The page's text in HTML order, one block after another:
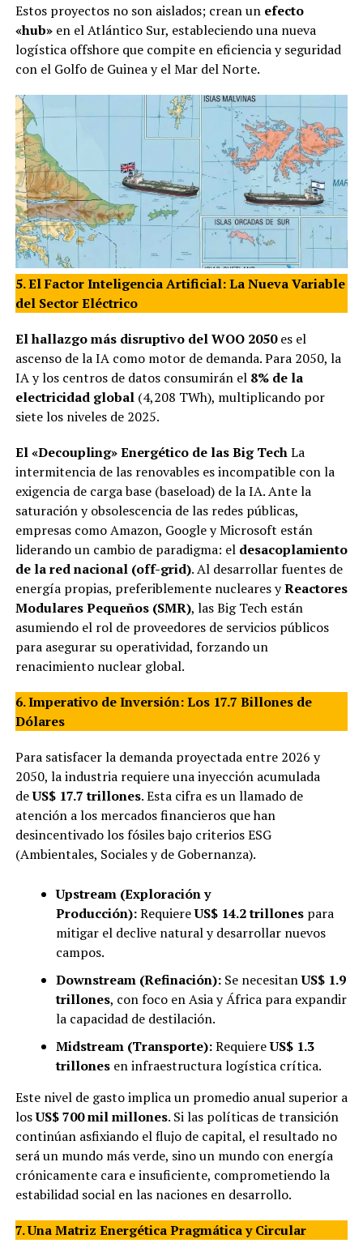
Estos proyectos no son aislados; crean un efecto
«hub»en el Atlántico Sur, estableciendo una nueva
logística offshore que compite en eficiencia y seguridad
con el Golfo de Guinea y el Mar del Norte.
5. El Factor Inteligencia Artificial: La Nueva Variable
del Sector Eléctrico
El hallazgo más disruptivo del WOO 2050es el
ascenso de la IA como motor de demanda. Para 2050, la
IA y los centros de datos consumirán el 8% de la
electricidad global(4,208 TWh), multiplicando por
siete los niveles de 2025.
El «Decoupling» Energético de las Big TechLa
intermitencia de las renovables es incompatible con la
exigencia de carga base (baseload) de la IA. Ante la
saturación y obsolescencia de las redes públicas,
empresas como Amazon, Google y Microsoft están
liderando un cambio de paradigma: el desacoplamiento
de la red nacional (off-grid). Al desarrollar fuentes de
energía propias, preferiblemente nucleares yReactores
Modulares Pequeños (SMR), las Big Tech están
asumiendo el rol de proveedores de servicios públicos
para asegurar su operatividad, forzando un
renacimiento nuclear global.
6. Imperativo de Inversión: Los 17.7 Billones de
Dólares
Para satisfacer la demanda proyectada entre 2026 y
2050, la industria requiere una inyección acumulada
deUS$ 17.7 trillones. Esta cifra es un llamado de
atención a los mercados financieros que han
desincentivado los fósiles bajo criterios ESG
(Ambientales, Sociales y de Gobernanza).
Upstream (Exploración y
Producción):RequiereUS$ 14.2 trillonespara
mitigar el declive natural y desarrollar nuevos
campos.
Downstream (Refinación):Se necesitanUS$ 1.9
trillones, con foco en Asia y África para expandir
la capacidad de destilación.
Midstream (Transporte):RequiereUS$ 1.3
trillonesen infraestructura logística crítica.
Este nivel de gasto implica un promedio anual superior a
losUS$ 700 mil millones. Si las políticas de transición
continúan asfixiando el flujo de capital, el resultado no
será un mundo más verde, sino un mundo con energía
crónicamente cara e insuficiente, comprometiendo la
estabilidad social en las naciones en desarrollo.
7. Una Matriz Energética Pragmática y Circular